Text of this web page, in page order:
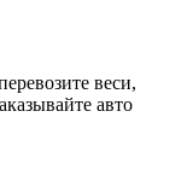
веси,
авто